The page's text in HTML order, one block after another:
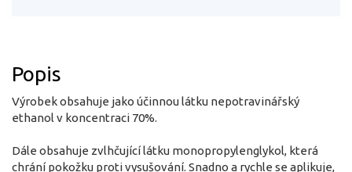
Popis
Výrobek obsahuje jako účinnou látku nepotravinářský
ethanol v koncentraci 70%.
Dále obsahuje zvlhčující látku monopropylenglykol, která
chrání pokožku proti vysušování. Snadno a rychle se aplikuje,